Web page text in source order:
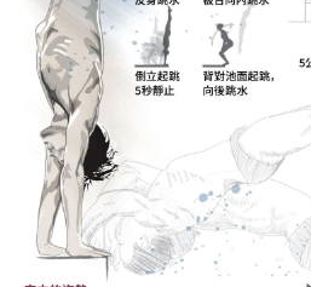
社會
財經
文化